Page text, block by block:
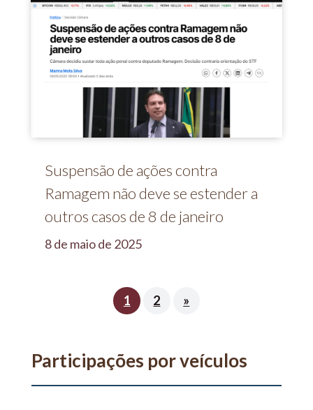
Suspensão de ações contra
Ramagem não deve se estender a
outros casos de 8 de janeiro
8 de maio de 2025
1 2 »
Participações por veículos